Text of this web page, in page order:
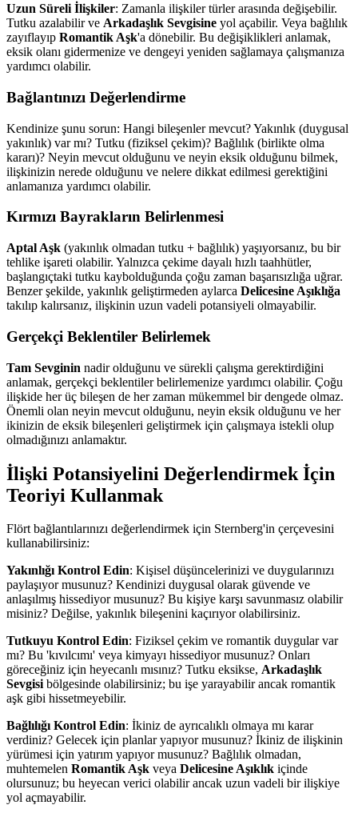
Uzun Süreli İlişkiler: Zamanla ilişkiler türler arasında değişebilir.
Tutku azalabilir ve Arkadaşlık Sevgisine yol açabilir. Veya bağlılık
zayıflayıp Romantik Aşk'a dönebilir. Bu değişiklikleri anlamak,
eksik olanı gidermenize ve dengeyi yeniden sağlamaya çalışmanıza
yardımcı olabilir.
Bağlantınızı Değerlendirme
Kendinize şunu sorun: Hangi bileşenler mevcut? Yakınlık (duygusal
yakınlık) var mı? Tutku (fiziksel çekim)? Bağlılık (birlikte olma
kararı)? Neyin mevcut olduğunu ve neyin eksik olduğunu bilmek,
ilişkinizin nerede olduğunu ve nelere dikkat edilmesi gerektiğini
anlamanıza yardımcı olabilir.
Kırmızı Bayrakların Belirlenmesi
Aptal Aşk (yakınlık olmadan tutku + bağlılık) yaşıyorsanız, bu bir
tehlike işareti olabilir. Yalnızca çekime dayalı hızlı taahhütler,
başlangıçtaki tutku kaybolduğunda çoğu zaman başarısızlığa uğrar.
Benzer şekilde, yakınlık geliştirmeden aylarca Delicesine Aşıklığa
takılıp kalırsanız, ilişkinin uzun vadeli potansiyeli olmayabilir.
Gerçekçi Beklentiler Belirlemek
Tam Sevginin nadir olduğunu ve sürekli çalışma gerektirdiğini
anlamak, gerçekçi beklentiler belirlemenize yardımcı olabilir. Çoğu
ilişkide her üç bileşen de her zaman mükemmel bir dengede olmaz.
Önemli olan neyin mevcut olduğunu, neyin eksik olduğunu ve her
ikinizin de eksik bileşenleri geliştirmek için çalışmaya istekli olup
olmadığınızı anlamaktır.
İlişki Potansiyelini Değerlendirmek İçin
Teoriyi Kullanmak
Flört bağlantılarınızı değerlendirmek için Sternberg'in çerçevesini
kullanabilirsiniz:
Yakınlığı Kontrol Edin: Kişisel düşüncelerinizi ve duygularınızı
paylaşıyor musunuz? Kendinizi duygusal olarak güvende ve
anlaşılmış hissediyor musunuz? Bu kişiye karşı savunmasız olabilir
misiniz? Değilse, yakınlık bileşenini kaçırıyor olabilirsiniz.
Tutkuyu Kontrol Edin: Fiziksel çekim ve romantik duygular var
mı? Bu 'kıvılcımı' veya kimyayı hissediyor musunuz? Onları
göreceğiniz için heyecanlı mısınız? Tutku eksikse, Arkadaşlık
Sevgisibölgesinde olabilirsiniz; bu işe yarayabilir ancak romantik
aşk gibi hissetmeyebilir.
Bağlılığı Kontrol Edin: İkiniz de ayrıcalıklı olmaya mı karar
verdiniz? Gelecek için planlar yapıyor musunuz? İkiniz de ilişkinin
yürümesi için yatırım yapıyor musunuz? Bağlılık olmadan,
muhtemelen Romantik Aşk veya Delicesine Aşıklık içinde
olursunuz; bu heyecan verici olabilir ancak uzun vadeli bir ilişkiye
yol açmayabilir.